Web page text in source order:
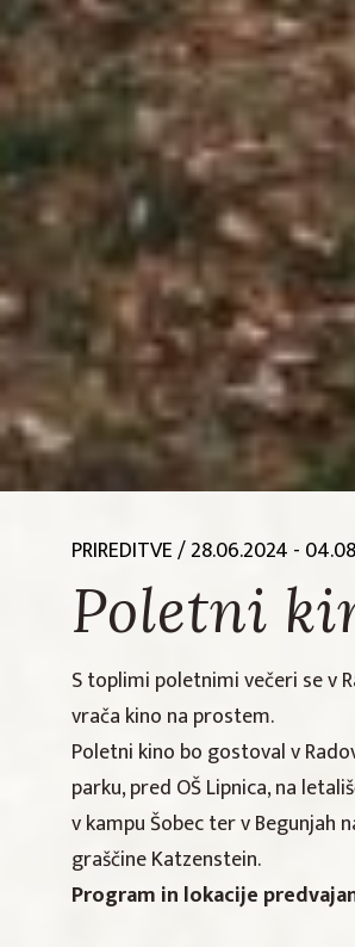
PRIREDITVE/ 28.06.2024 -
Poletni
S toplimi poletnimi večeri se v
vrača kino na prostem.
Poletni kino bo gostoval v
parku, pred OŠ Lipnica, na
v kampu Šobec ter v Begunjah
graščine Katzenstein.
Program in lokacije